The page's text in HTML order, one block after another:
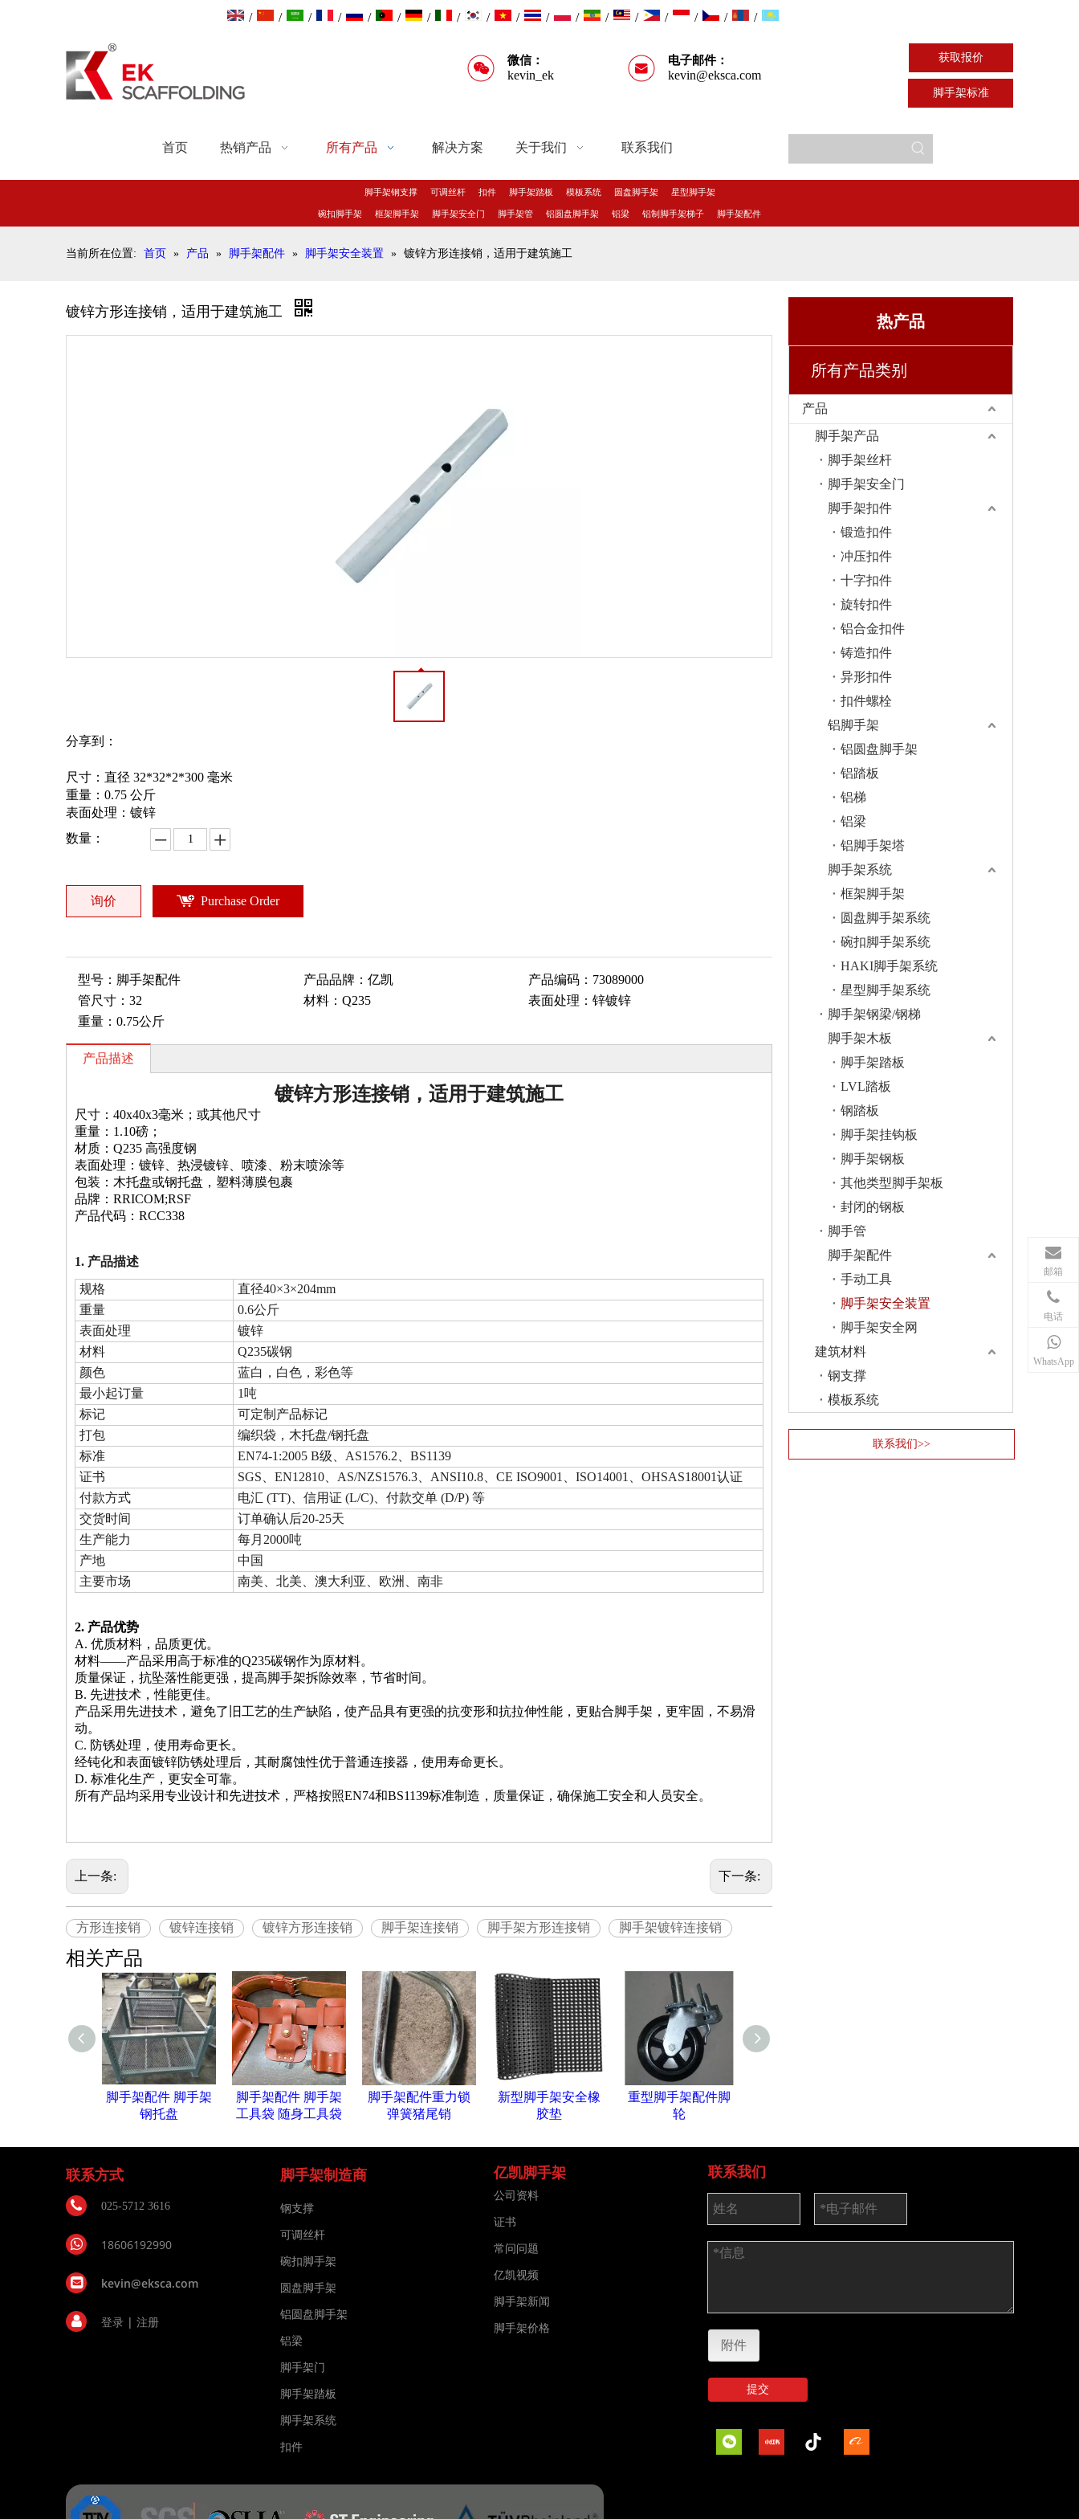
/ / / / / / / / / / / / / / / / / /
邮箱
电话
WhatsApp
微信：
kevin_ek
电子邮件：
kevin@eksca.com
获取报价
脚手架标准
首页 热销产品 所有产品 解决方案 关于我们 联系我们
脚手架钢支撑 可调丝杆 扣件 脚手架踏板 模板系统 圆盘脚手架 星型脚手架
碗扣脚手架 框架脚手架 脚手架安全门 脚手架管 铝圆盘脚手架 铝梁 铝制脚手架梯子 脚手架配件
当前所在位置: 首页 » 产品 » 脚手架配件 » 脚手架安全装置 » 镀锌方形连接销，适用于建筑施工
镀锌方形连接销，适用于建筑施工
分享到：
尺寸：直径 32*32*2*300 毫米
重量：0.75 公斤
表面处理：镀锌
数量：
询价 Purchase Order
型号： 脚手架配件 产品品牌： 亿凯 产品编码： 73089000
管尺寸： 32 材料： Q235 表面处理： 锌镀锌
重量： 0.75公斤
产品描述
镀锌方形连接销，适用于建筑施工
尺寸：40x40x3毫米；或其他尺寸
重量：1.10磅；
材质：Q235 高强度钢
表面处理：镀锌、热浸镀锌、喷漆、粉末喷涂等
包装：木托盘或钢托盘，塑料薄膜包裹
品牌：RRICOM;RSF
产品代码：RCC338
1. 产品描述
规格
直径40×3×204mm
重量
0.6公斤
表面处理
镀锌
材料
Q235碳钢
颜色
蓝白，白色，彩色等
最小起订量
1吨
标记
可定制产品标记
打包
编织袋，木托盘/钢托盘
标准
EN74-1:2005 B级、AS1576.2、BS1139
证书
SGS、EN12810、AS/NZS1576.3、ANSI10.8、CE ISO9001、ISO14001、OHSAS18001认证
付款方式
电汇 (TT)、信用证 (L/C)、付款交单 (D/P) 等
交货时间
订单确认后20-25天
生产能力
每月2000吨
产地
中国
主要市场
南美、北美、澳大利亚、欧洲、南非
2. 产品优势
A. 优质材料，品质更优。
材料——产品采用高于标准的Q235碳钢作为原材料。
质量保证，抗坠落性能更强，提高脚手架拆除效率，节省时间。
B. 先进技术，性能更佳。
产品采用先进技术，避免了旧工艺的生产缺陷，使产品具有更强的抗变形和抗拉伸性能，更贴合脚手架，更牢固，不易滑
动。
C. 防锈处理，使用寿命更长。
经钝化和表面镀锌防锈处理后，其耐腐蚀性优于普通连接器，使用寿命更长。
D. 标准化生产，更安全可靠。
所有产品均采用专业设计和先进技术，严格按照EN74和BS1139标准制造，质量保证，确保施工安全和人员安全。
上一条: 下一条:
方形连接销 镀锌连接销 镀锌方形连接销 脚手架连接销 脚手架方形连接销 脚手架镀锌连接销
相关产品
脚手架配件 脚手架
钢托盘
脚手架配件 脚手架
工具袋 随身工具袋
脚手架配件重力锁
弹簧猪尾销
新型脚手架安全橡
胶垫
重型脚手架配件脚
轮
热产品
所有产品类别
产品
脚手架产品
脚手架丝杆
脚手架安全门
脚手架扣件
锻造扣件
冲压扣件
十字扣件
旋转扣件
铝合金扣件
铸造扣件
异形扣件
扣件螺栓
铝脚手架
铝圆盘脚手架
铝踏板
铝梯
铝梁
铝脚手架塔
脚手架系统
框架脚手架
圆盘脚手架系统
碗扣脚手架系统
HAKI脚手架系统
星型脚手架系统
脚手架钢梁/钢梯
脚手架木板
脚手架踏板
LVL踏板
钢踏板
脚手架挂钩板
脚手架钢板
其他类型脚手架板
封闭的钢板
脚手管
脚手架配件
手动工具
脚手架安全装置
脚手架安全网
建筑材料
钢支撑
模板系统
联系我们>>
联系方式
025-5712 3616
18606192990
kevin@eksca.com
登录 |注册
脚手架制造商
钢支撑
可调丝杆
碗扣脚手架
圆盘脚手架
铝圆盘脚手架
铝梁
脚手架门
脚手架踏板
脚手架系统
扣件
亿凯脚手架
公司资料
证书
常问问题
亿凯视频
脚手架新闻
脚手架价格
联系我们
附件
提交